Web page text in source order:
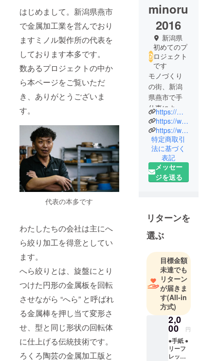
はじめまして。新潟県燕市
で金属加工業を営んでおり
ますミノル製作所の代表を
しております本多です。
数あるプロジェクトの中か
ら本ページをご覧いただ
き、ありがとうございま
す。
代表の本多です
わたしたちの会社は主にへ
ら絞り加工を得意としてい
ます。
へら絞りとは、旋盤にとり
つけた円形の金属板を回転
させながら “へら” と呼ばれ
る金属棒を押し当て変形さ
せ、型と同じ形状の回転体
に仕上げる伝統技術です。
ろくろ陶芸の金属加工版と
minoru
2016
新潟県
初めてのプ
ロジェクト
です
モノづくり
の街、新潟
県燕市で手
仕事による
へら絞り加
工を得意と
し、社内一
貫生産で金
属加工業を
営んでおり
ます。
る、という
経営理念
で、若い職
量でお客様
の気持ちに
寄り添いな
がらモノづ
くりに取り
組んでいま
https://minoruseisakusyo.jp/
https://www.instagram.com/minoru_metalworks/
https://www.instagram.com/minoruss2016/
特定商取引
法に基づく
表記
メッセー
ジを送る
リターンを
選ぶ
目標金額
未達でも
リターン
が届きま
す(All-in
方式)
2,0
00 円
●手紙 ●
リーフ
レッ